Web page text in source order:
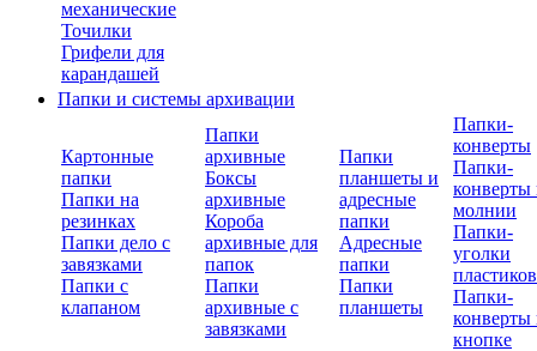
механические
Точилки
Грифели для
карандашей
Папки и системы архивации
Картонные
папки
Папки на
резинках
Папки дело с
завязками
Папки с
клапаном
Папки
архивные
Боксы
архивные
Короба
архивные для
папок
Папки
архивные с
завязками
Папки
планшеты и
адресные
папки
Адресные
папки
Папки
планшеты
Папки-
конверты
Папки-
конверты
молнии
Папки-
уголки
Папки-
конверты
кнопке